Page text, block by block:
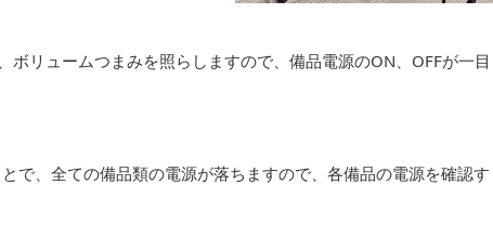
リュームつまみを照らしますので、備品電源のON、OFFが一目
で、全ての備品類の電源が落ちますので、各備品の電源を確認す